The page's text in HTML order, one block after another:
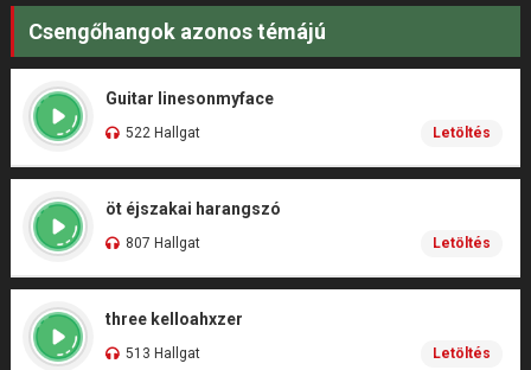
Csengőhangok azonos témájú
Guitar linesonmyface
522 Hallgat Letöltés
öt éjszakai harangszó
807 Hallgat Letöltés
three kelloahxzer
513 Hallgat Letöltés